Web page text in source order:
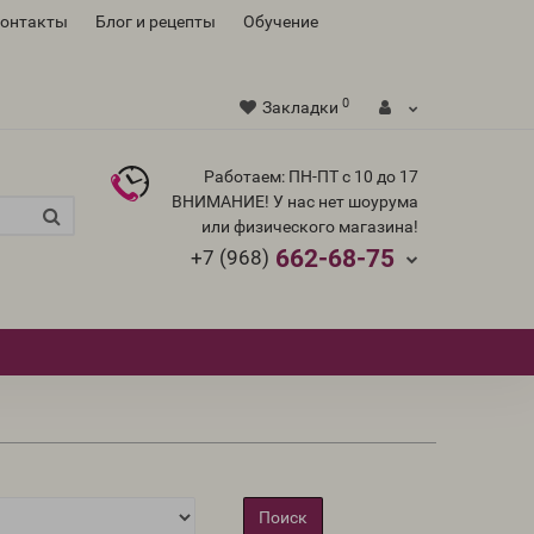
Блог и рецепты Обучение
Закладки 0
Работаем: ПН-ПТ с 10 до 17
ВНИМАНИЕ! У нас нет шоурума
или физического магазина!
+7 (968) 662-68-75